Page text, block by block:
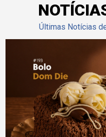
Últimas Notícias